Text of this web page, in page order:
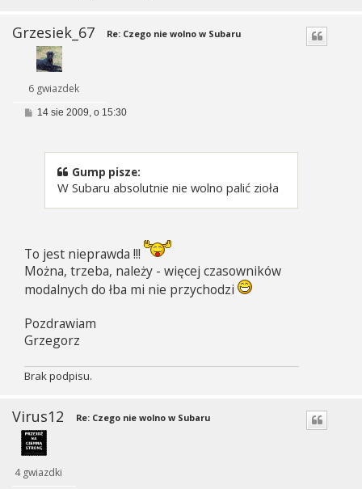
Grzesiek_67
6 gwiazdek
Re: Czego nie wolno w Subaru
P14 sie 2009, o 15:30
Gump pisze:
W Subaru absolutnie nie wolno palić zioła
To jest nieprawda !!!
Można, trzeba, należy - więcej czasowników
modalnych do łba mi nie przychodzi
Pozdrawiam
Grzegorz
Brak podpisu.
Virus12
4 gwiazdki
Re: Czego nie wolno w Subaru